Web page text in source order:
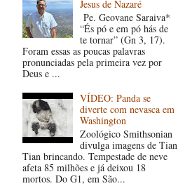
Jesus de Nazaré
Pe. Geovane Saraiva*
“És pó e em pó hás de
te tornar” (Gn 3, 17).
Foram essas as poucas palavras
pronunciadas pela primeira vez por
Deus e ...
VÍDEO: Panda se
diverte com nevasca em
Washington
Zoológico Smithsonian
divulga imagens de Tian
Tian brincando. Tempestade de neve
afeta 85 milhões e já deixou 18
mortos. Do G1, em São...